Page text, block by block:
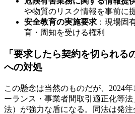
や物質のリスク情報を事前に
安全教育の実施要求 ：現場固
育・周知を受ける権利
「要求したら契約を切られる
への対処
この懸念は当然のものだが、2024
ーランス・事業者間取引適正化等
法）が強力な盾になる。同法は発